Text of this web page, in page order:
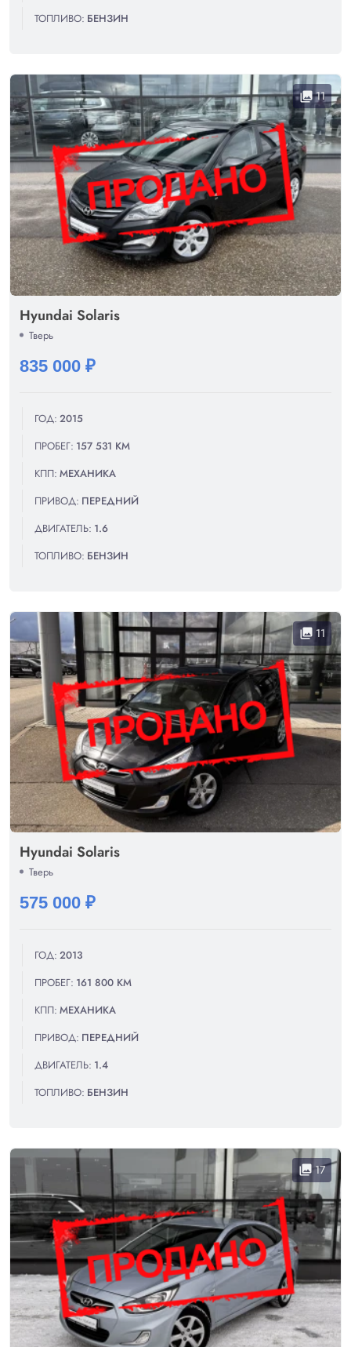
ТОПЛИВО: БЕНЗИН
collections11
Hyundai Solaris
Тверь
835 000 ₽
ГОД: 2015
ПРОБЕГ: 157 531 КМ
КПП: МЕХАНИКА
ПРИВОД: ПЕРЕДНИЙ
ДВИГАТЕЛЬ: 1.6
ТОПЛИВО: БЕНЗИН
collections 11
Hyundai Solaris
Тверь
575 000 ₽
ГОД: 2013
ПРОБЕГ: 161 800 КМ
КПП: МЕХАНИКА
ПРИВОД: ПЕРЕДНИЙ
ДВИГАТЕЛЬ: 1.4
ТОПЛИВО: БЕНЗИН
collections 17